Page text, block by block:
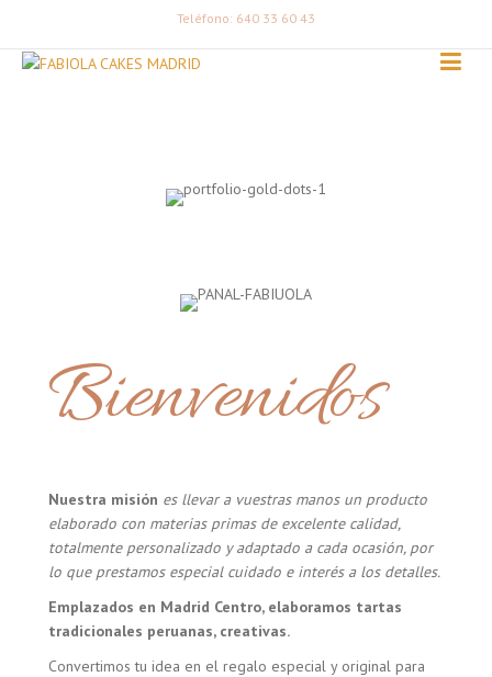
Teléfono: 640 33 60 43
Bienvenidos
Nuestra misión es llevar a vuestras manos un producto
elaborado con materias primas de excelente calidad,
totalmente personalizado y adaptado a cada ocasión, por
lo que prestamos especial cuidado e interés a los detalles.
Emplazados en Madrid Centro, elaboramos tartas
tradicionales peruanas, creativas.
Convertimos tu idea en el regalo especial y original para